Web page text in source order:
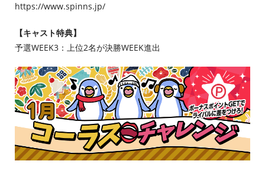
https://www.spinns.jp/
【キャスト特典】
予選WEEK3：上位2名が決勝WEEK進出